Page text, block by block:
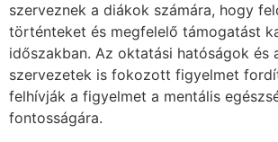
szerveznek a diákok számára, hogy
történteket és megfelelő támogatást
időszakban. Az oktatási hatóságok és
szervezetek is fokozott figyelmet
felhívják a figyelmet a mentális
fontosságára.